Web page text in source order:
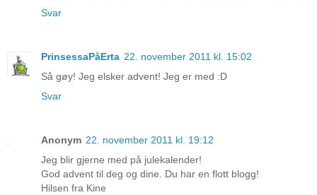
Svar
PrinsessaPåErta 22. november 2011 kl. 15:02
Så gøy! Jeg elsker advent! Jeg er med :D
Svar
Anonym 22. november 2011 kl. 19:12
Jeg blir gjerne med på julekalender!
God advent til deg og dine. Du har en flott blogg!
Hilsen fra Kine